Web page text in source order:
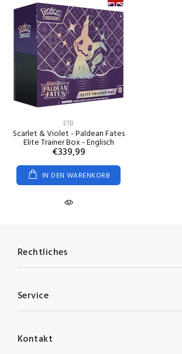
ETB
Scarlet & Violet - Paldean Fates
Elite Trainer Box - Englisch
€339,99
IN DEN WARENKORB
Rechtliches
Service
Kontakt